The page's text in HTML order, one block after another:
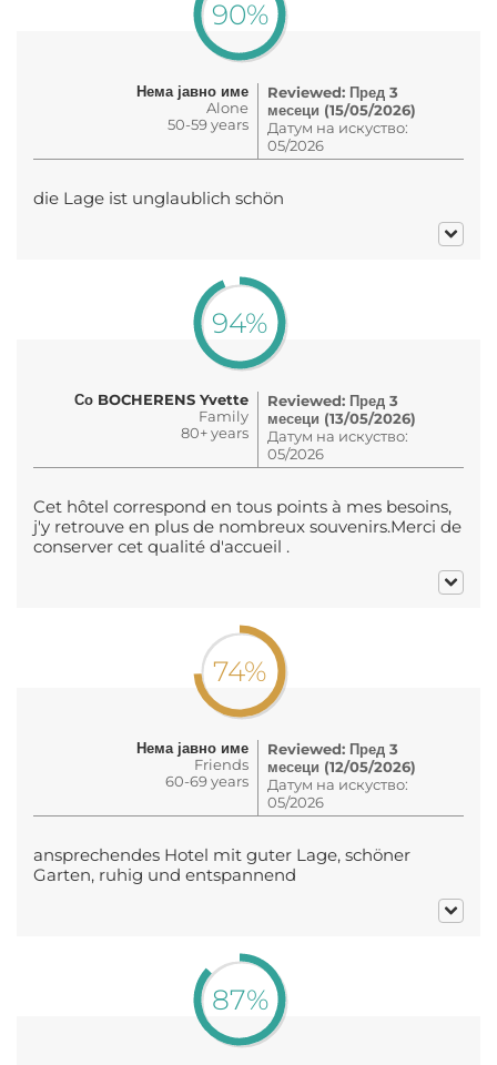
90%
Нема јавно име
Alone
50-59 years
Reviewed: Пред 3
месеци (15/05/2026)
Датум на искуство:
05/2026
die Lage ist unglaublich schön
94%
Со BOCHERENS Yvette
Family
80+ years
Reviewed: Пред 3
месеци (13/05/2026)
Датум на искуство:
05/2026
Cet hôtel correspond en tous points à mes besoins,
j'y retrouve en plus de nombreux souvenirs.Merci de
conserver cet qualité d'accueil .
74%
Нема јавно име
Friends
60-69 years
Reviewed: Пред 3
месеци (12/05/2026)
Датум на искуство:
05/2026
ansprechendes Hotel mit guter Lage, schöner
Garten, ruhig und entspannend
87%